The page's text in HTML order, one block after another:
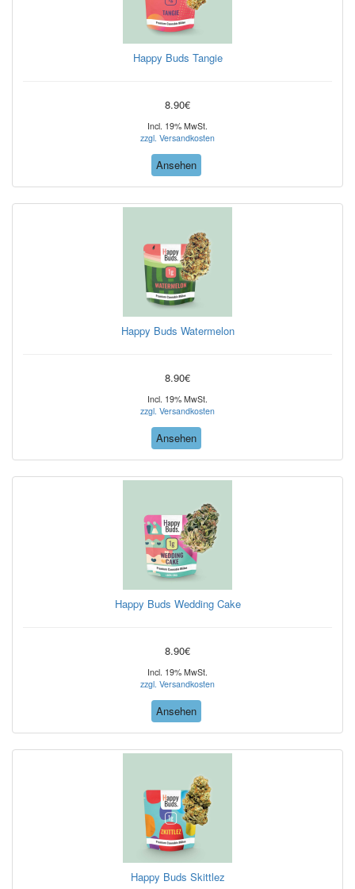
Happy Buds Tangie
8.90€
Incl. 19% MwSt.
zzgl. Versandkosten
Ansehen
Happy Buds Watermelon
8.90€
Incl. 19% MwSt.
zzgl. Versandkosten
Ansehen
Happy Buds Wedding Cake
8.90€
Incl. 19% MwSt.
zzgl. Versandkosten
Ansehen
Happy Buds Skittlez